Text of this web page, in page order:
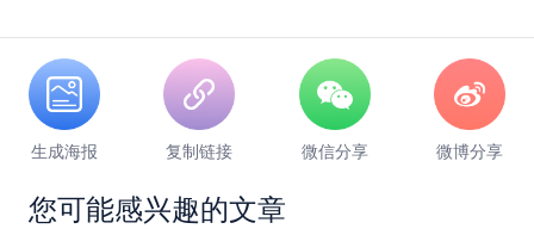
生成海报 复制链接 微信分享 微博分享
您可能感兴趣的文章